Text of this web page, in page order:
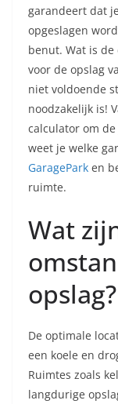
garandeert dat
opgeslagen
benut. Wat is
voor de opslag
niet voldoende
noodzakelijk is!
calculator om
weet je welke
GaragePark en
ruimte.
Wat
opslag?
De optimale
een koele en
Ruimtes zoals
langdurige